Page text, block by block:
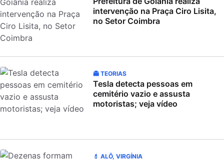
intervenção na Praça Ciro Lisita,
no Setor Coimbra
👻 TEORIAS
Tesla detecta pessoas em
cemitério vazio e assusta
motoristas; veja vídeo
💄 ALÔ, VIRGÍNIA